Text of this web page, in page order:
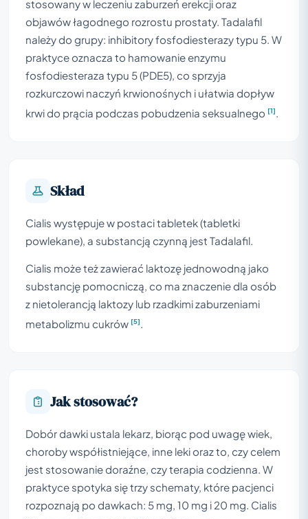
stosowany w leczeniu zaburzeń erekcji oraz
objawów łagodnego rozrostu prostaty. Tadalafil
należy do grupy: inhibitory fosfodiesterazy typu 5. W
praktyce oznacza to hamowanie enzymu
fosfodiesteraza typu 5 (PDE5), co sprzyja
rozkurczowi naczyń krwionośnych i ułatwia dopływ
krwi do prącia podczas pobudzenia seksualnego [1]
Skład
Cialis występuje w postaci tabletek (tabletki
powlekane), a substancją czynną jest Tadalafil.
Cialis może też zawierać laktozę jednowodną jako
substancję pomocniczą, co ma znaczenie dla osób
z nietolerancją laktozy lub rzadkimi zaburzeniami
metabolizmu cukrów [5]
Jak stosować?
Dobór dawki ustala lekarz, biorąc pod uwagę wiek,
choroby współistniejące, inne leki oraz to, czy celem
jest stosowanie doraźne, czy terapia codzienna. W
praktyce spotyka się trzy schematy, które pacjenci
rozpoznają po dawkach: 5 mg, 10 mg i 20 mg. Cialis